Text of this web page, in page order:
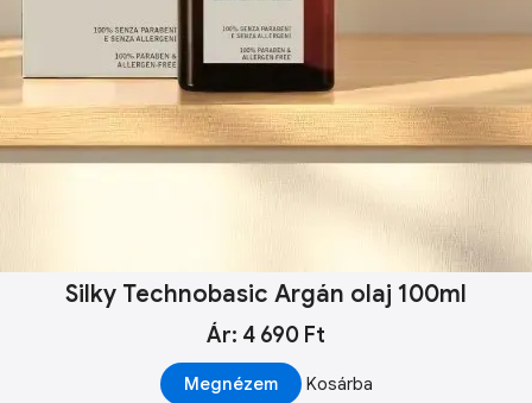
Silky Technobasic Argán olaj 100ml
Ár: 4 690 Ft
Megnézem Kosárba